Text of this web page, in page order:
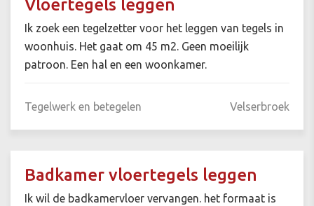
Vloertegels leggen
Ik zoek een tegelzetter voor het leggen van tegels in
woonhuis. Het gaat om 45 m2. Geen moeilijk
patroon. Een hal en een woonkamer.
Tegelwerk en betegelen Velserbroek
Badkamer vloertegels leggen
Ik wil de badkamervloer vervangen. het formaat is